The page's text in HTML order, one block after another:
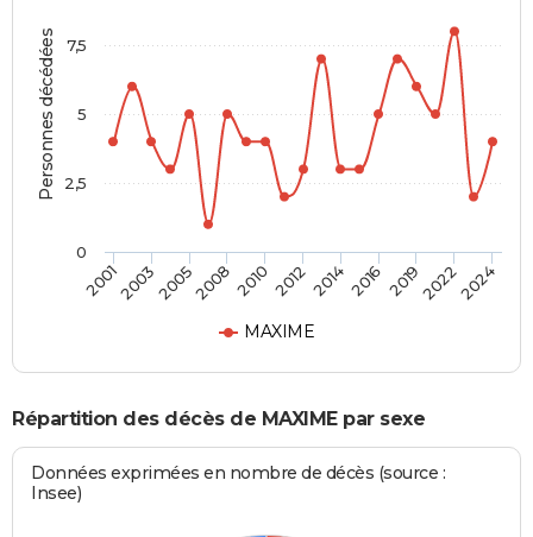
Personnes décédées
MAXIME
20012003200520082010 201220142016 201920222024
0
2,5
5
7,5
Répartition des décès de MAXIME par sexe
Données exprimées en nombre de décès (source :
Insee)